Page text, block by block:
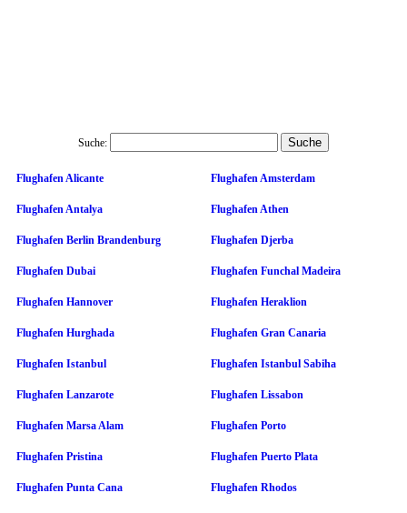
Suche:
Flughafen Alicante Flughafen Amsterdam
Flughafen Antalya Flughafen Athen
Flughafen Berlin Brandenburg Flughafen Djerba
Flughafen Dubai Flughafen Funchal Madeira
Flughafen Hannover Flughafen Heraklion
Flughafen Hurghada Flughafen Gran Canaria
Flughafen Istanbul Flughafen Istanbul Sabiha
Flughafen Lanzarote Flughafen Lissabon
Flughafen Marsa Alam Flughafen Porto
Flughafen Pristina Flughafen Puerto Plata
Flughafen Punta Cana Flughafen Rhodos